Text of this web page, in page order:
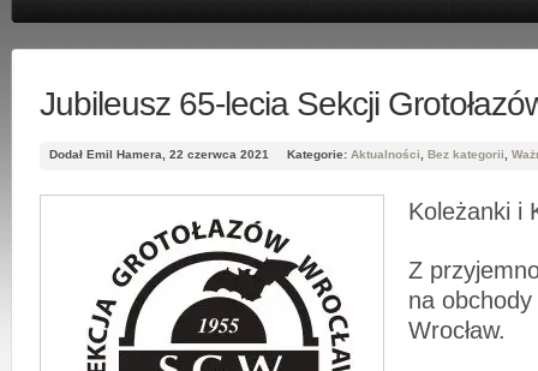
Jubileusz 65-lecia Sekcji
Dodał Emil Hamera, 22 czerwca 2021 Kategorie: Aktualności, Bez kategorii,
Koleżanki i
Z
na
Wrocław.